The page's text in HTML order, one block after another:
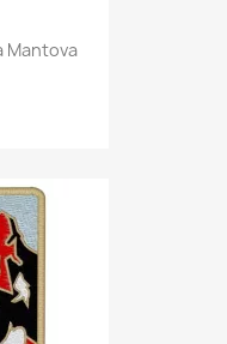
Mantova